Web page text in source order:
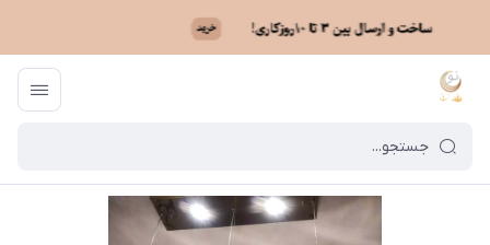
ماه نو / فهرست محصولات